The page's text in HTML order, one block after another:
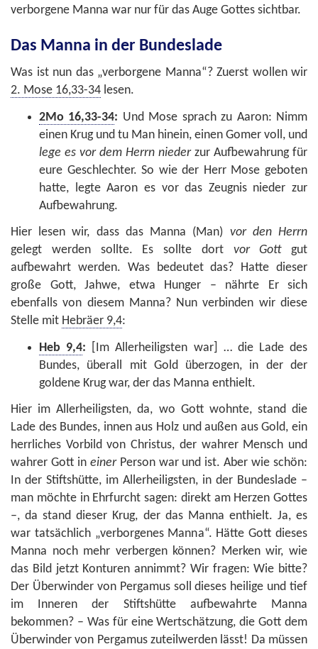
verborgene Manna war nur für das Auge Gottes sichtbar.
Das Manna in der Bundeslade
Was ist nun das „verborgene Manna“? Zuerst wollen wir
2. Mose 16,33-34 lesen.
2Mo 16,33-34: Und Mose sprach zu Aaron: Nimm
einen Krug und tu Man hinein, einen Gomer voll, und
lege es vor dem Herrn nieder zur Aufbewahrung für
eure Geschlechter. So wie der Herr Mose geboten
hatte, legte Aaron es vor das Zeugnis nieder zur
Aufbewahrung.
Hier lesen wir, dass das Manna (Man) vor den Herrn
gelegt werden sollte. Es sollte dort vor Gott gut
aufbewahrt werden. Was bedeutet das? Hatte dieser
große Gott, Jahwe, etwa Hunger – nährte Er sich
ebenfalls von diesem Manna? Nun verbinden wir diese
Stelle mit Hebräer 9,4:
Heb 9,4:
[Im Allerheiligsten war] … die Lade des
Bundes, überall mit Gold überzogen, in der der
goldene Krug war, der das Manna enthielt.
Hier im Allerheiligsten, da, wo Gott wohnte, stand die
Lade des Bundes, innen aus Holz und außen aus Gold, ein
herrliches Vorbild von Christus, der wahrer Mensch und
wahrer Gott in einerPerson war und ist. Aber wie schön:
In der Stiftshütte, im Allerheiligsten, in der Bundeslade –
man möchte in Ehrfurcht sagen: direkt am Herzen Gottes
–, da stand dieser Krug, der das Manna enthielt. Ja, es
war tatsächlich „verborgenes Manna“. Hätte Gott dieses
Manna noch mehr verbergen können? Merken wir, wie
das Bild jetzt Konturen annimmt? Wir fragen: Wie bitte?
Der Überwinder von Pergamus soll dieses heilige und tief
im Inneren der Stiftshütte aufbewahrte Manna
bekommen? – Was für eine Wertschätzung, die Gott dem
Überwinder von Pergamus zuteilwerden lässt! Da müssen